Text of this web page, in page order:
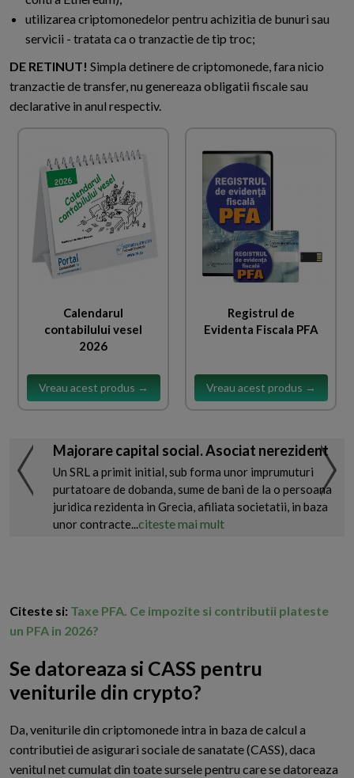
utilizarea criptomonedelor pentru achizitia de bunuri sau
servicii - tratata ca o tranzactie de tip troc;
DE RETINUT! Simpla detinere de criptomonede, fara nicio
tranzactie de transfer, nu genereaza obligatii fiscale sau
declarative in anul respectiv.
Calendarul
contabilului vesel
2026
Vreau acest produs →
Registrul de
Evidenta Fiscala PFA
Vreau acest produs →
Majorare capital social. Asociat nerezident
Un SRL a primit initial, sub forma unor imprumuturi
purtatoare de dobanda, sume de bani de la o persoana
juridica rezidenta in Grecia, afiliata societatii, in baza
unor contracte...citeste mai mult
Citeste si: Taxe PFA. Ce impozite si contributii plateste
un PFA in 2026?
Se datoreaza si CASS pentru
veniturile din crypto?
Da, veniturile din criptomonede intra in baza de calcul a
contributiei de asigurari sociale de sanatate (CASS), daca
venitul net cumulat din toate sursele pentru care se datoreaza